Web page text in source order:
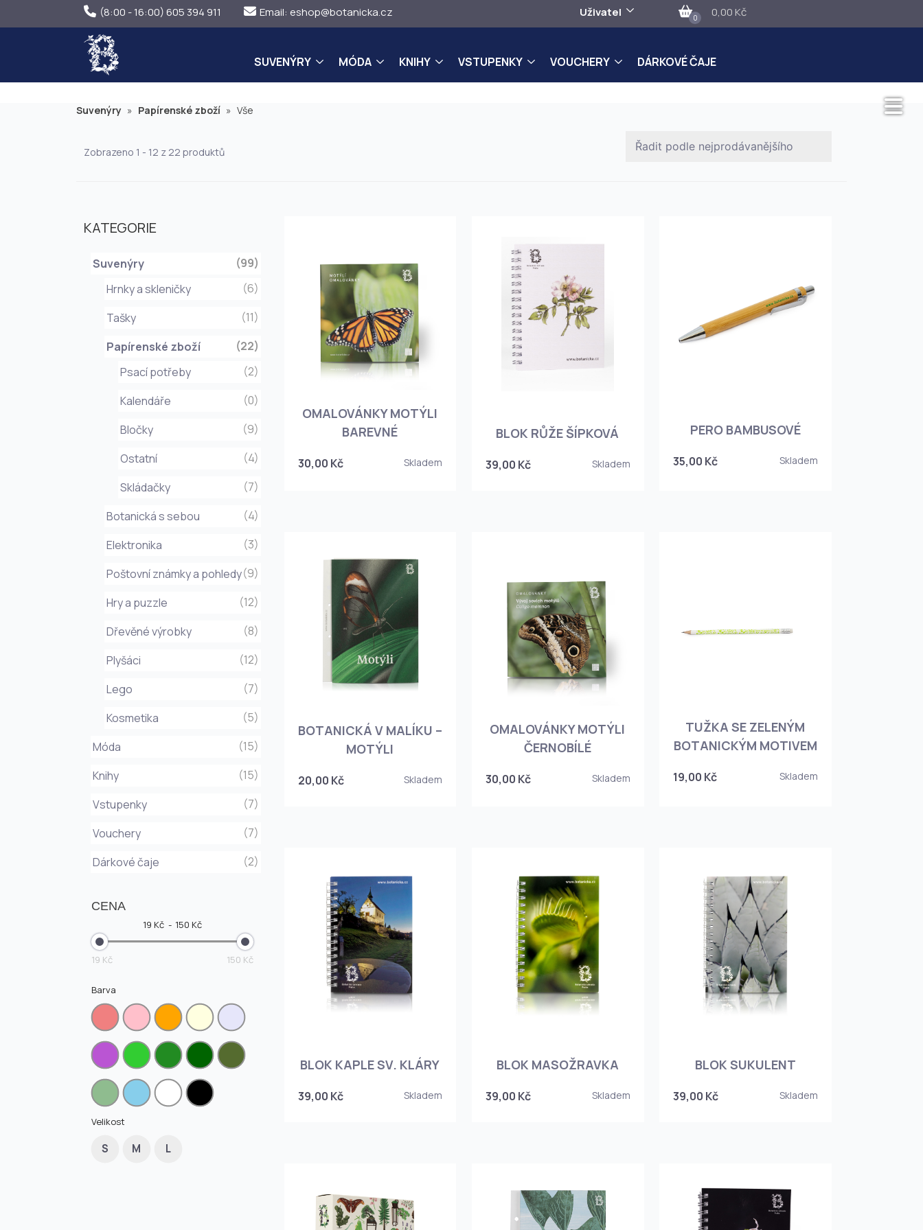
(8:00 - 16:00) 605 394 911 Email: eshop@botanicka.cz Uživatel 0 0,00 Kč
SUVENÝRY MÓDA KNIHY VSTUPENKY VOUCHERY DÁRKOVÉ ČAJE
Suvenýry » Papírenské zboží » Vše
Zobrazeno 1 - 12 z 22 produktů
KATEGORIE
Suvenýry
(99)
Hrnky a skleničky
(6)
Tašky
(11)
Papírenské zboží
(22)
Psací potřeby
(2)
Kalendáře
(0)
Bločky
(9)
Ostatní
(4)
Skládačky
(7)
Botanická s sebou
(4)
Elektronika
(3)
Poštovní známky a pohledy(9)
Hry a puzzle
(12)
Dřevěné výrobky
(8)
Plyšáci
(12)
Lego
(7)
Kosmetika
(5)
Móda
(15)
Knihy
(15)
Vstupenky
(7)
Vouchery
(7)
Dárkové čaje
(2)
CENA
19 Kč 150 Kč
19 Kč 150 Kč
Barva
Velikost
S M L
OMALOVÁNKY MOTÝLI
BAREVNÉ
30,00 Kč Skladem
BLOK RŮŽE ŠÍPKOVÁ
39,00 Kč Skladem
PERO BAMBUSOVÉ
35,00 Kč Skladem
BOTANICKÁ V MALÍKU –
MOTÝLI
20,00 Kč Skladem
OMALOVÁNKY MOTÝLI
ČERNOBÍLÉ
30,00 Kč Skladem
TUŽKA SE ZELENÝM
BOTANICKÝM MOTIVEM
19,00 Kč Skladem
BLOK KAPLE SV. KLÁRY
39,00 Kč Skladem
BLOK MASOŽRAVKA
39,00 Kč Skladem
BLOK SUKULENT
39,00 Kč Skladem